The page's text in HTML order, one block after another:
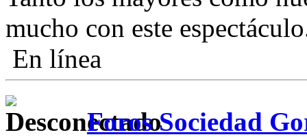
mucho con este
En línea
Foros Sociedad